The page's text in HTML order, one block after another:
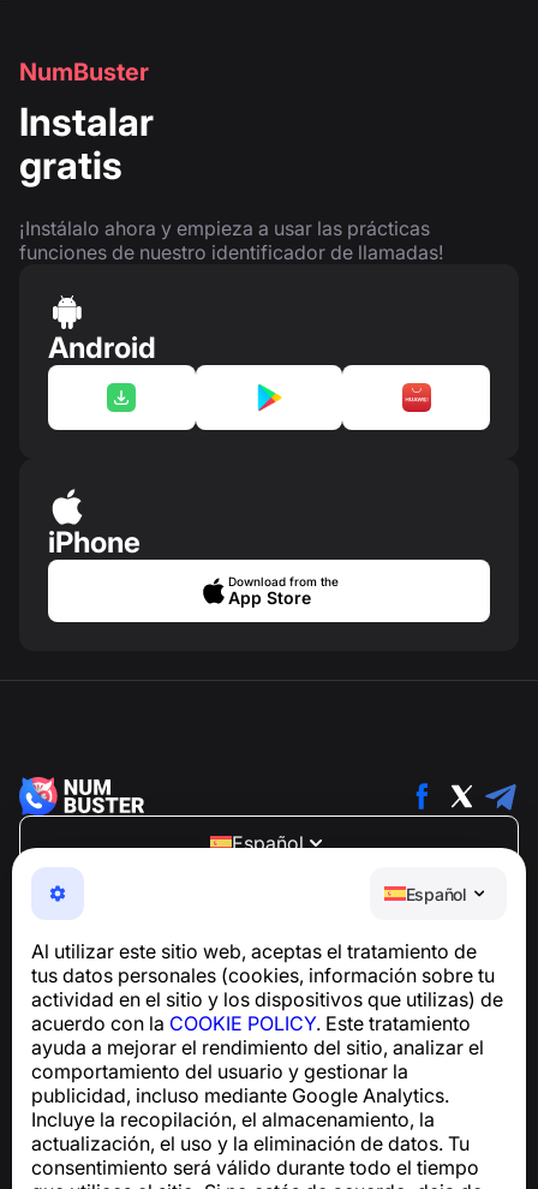
Español
Al utilizar este sitio web, aceptas el tratamiento de
tus datos personales (cookies, información sobre tu
actividad en el sitio y los dispositivos que utilizas) de
acuerdo con la COOKIE POLICY. Este tratamiento
ayuda a mejorar el rendimiento del sitio, analizar el
comportamiento del usuario y gestionar la
publicidad, incluso mediante Google Analytics.
Incluye la recopilación, el almacenamiento, la
actualización, el uso y la eliminación de datos. Tu
consentimiento será válido durante todo el tiempo
NumBuster
Instalar
gratis
¡Instálalo ahora y empieza a usar las prácticas
funciones de nuestro identificador de llamadas!
Android
iPhone
Download from the
App Store
Español
NumBuster © 2013—2026 ·
support@numbuster.com
Una aplicación fácil de usar que te protege de estafas
Para consultas sobre el cumplimiento del RGPD:
support@numbuster.com
Centro de ayuda
Noticias y artículos
Sobre el proyecto
Contactos